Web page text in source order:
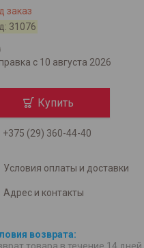
заказ
31076
с 10 августа 2026
Купить
+375 (29) 360-44-40
Условия оплаты и доставки
Адрес и контакты